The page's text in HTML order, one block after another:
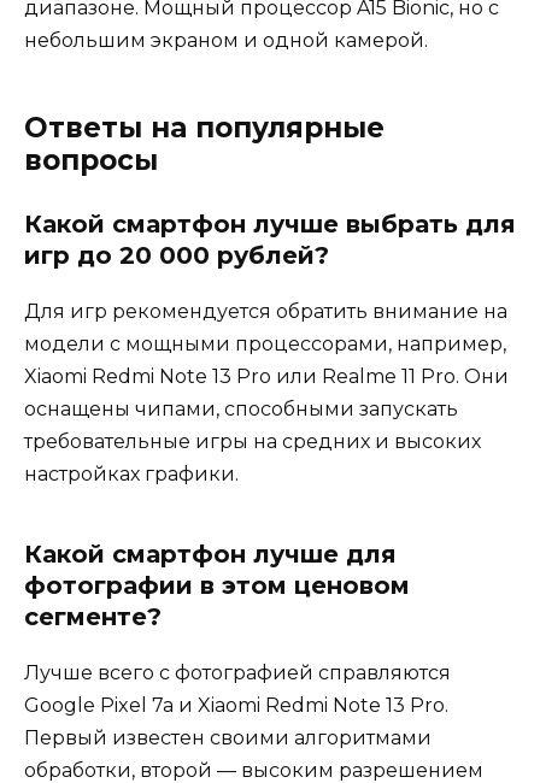
диапазоне. Мощный процессор A15 Bionic, но с
небольшим экраном и одной камерой.
Ответы на популярные
вопросы
Какой смартфон лучше выбрать для
игр до 20 000 рублей?
Для игр рекомендуется обратить внимание на
модели с мощными процессорами, например,
Xiaomi Redmi Note 13 Pro или Realme 11 Pro. Они
оснащены чипами, способными запускать
требовательные игры на средних и высоких
настройках графики.
Какой смартфон лучше для
фотографии в этом ценовом
сегменте?
Лучше всего с фотографией справляются
Google Pixel 7a и Xiaomi Redmi Note 13 Pro.
Первый известен своими алгоритмами
обработки, второй — высоким разрешением